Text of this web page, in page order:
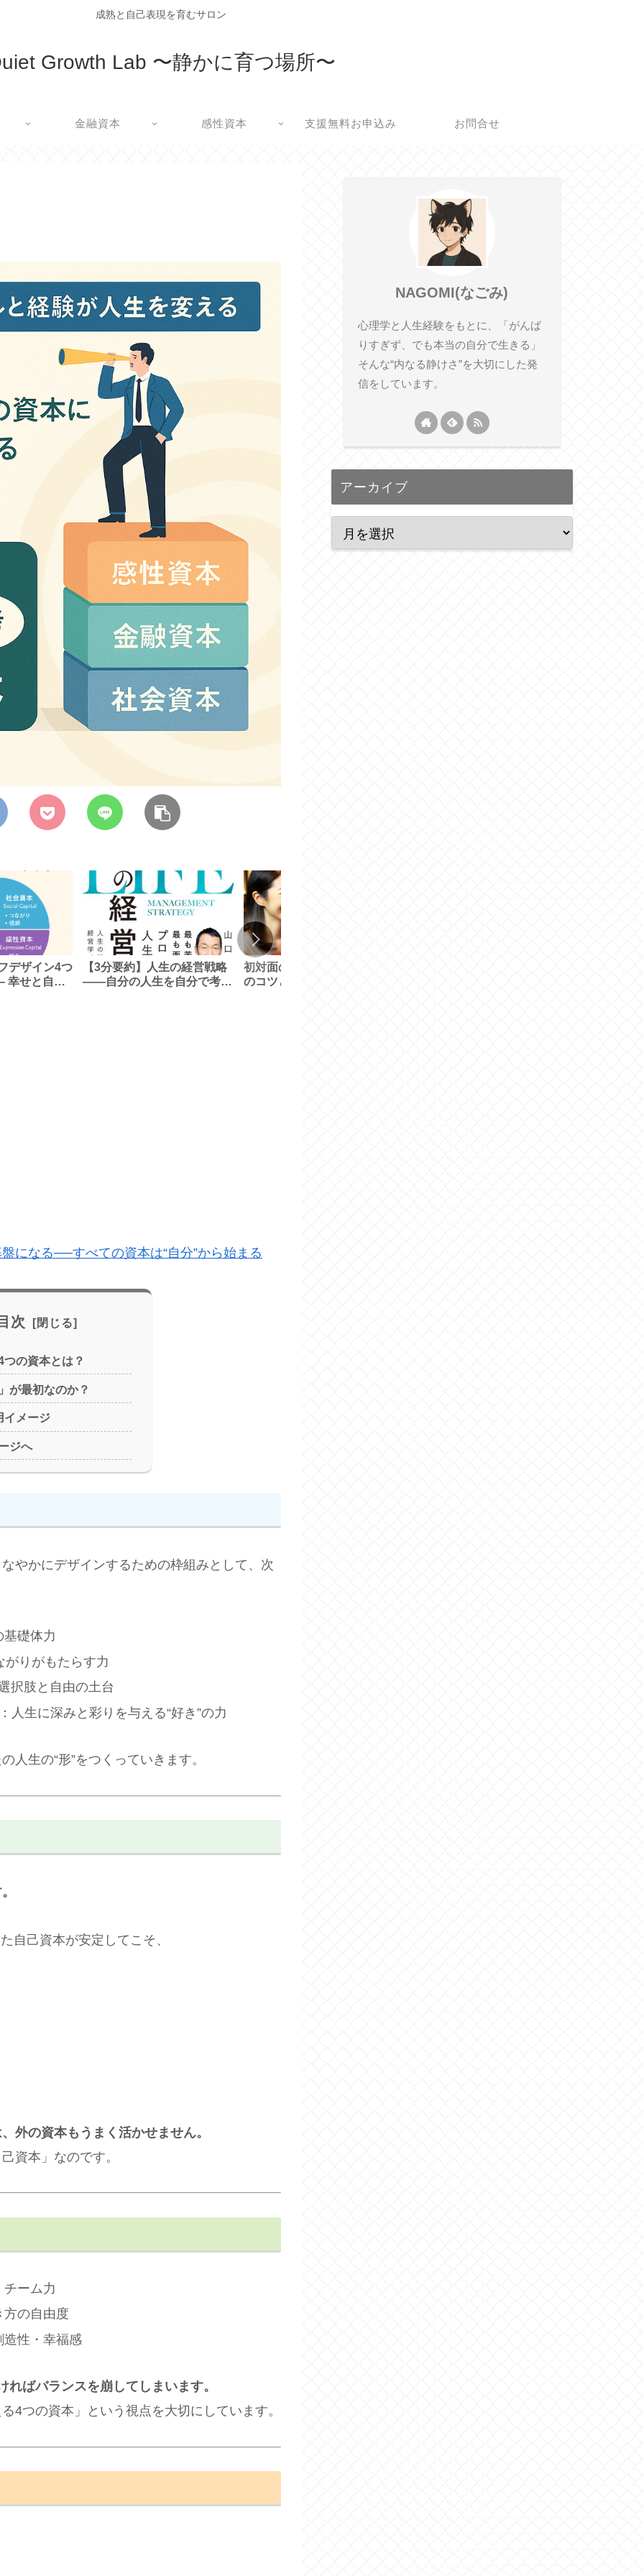
成熟と自己表現を育むサロン
Growth Lab 〜静かに育つ場所〜
金融資本 感性資本 支援無料お申込み お問合せ
デザイン4つ
幸せと自由
【3分要約】人生の経営戦略
――自分の人生を自分で考え
初対面の女性に話しかける際
のコツと具体的な話法を紹介
になる──すべての資本は“自分”から始まる
次
の資本とは？
が最初なのか？
イメージ
ジへ
やかにデザインするための枠組みとして、次
基礎体力
がりがもたらす力
択肢と自由の土台
人生に深みと彩りを与える“好き”の力
人生の“形”をつくっていきます。
自己資本が安定してこそ、
外の資本もうまく活かせません。
資本」なのです。
ーム力
の自由度
性・幸福感
ばバランスを崩してしまいます。
4つの資本」という視点を大切にしています。
NAGOMI(なごみ)
心理学と人生経験をもとに、「がんば
りすぎず、でも本当の自分で生きる」
そんな“内なる静けさ”を大切にした発
信をしています。
アーカイブ